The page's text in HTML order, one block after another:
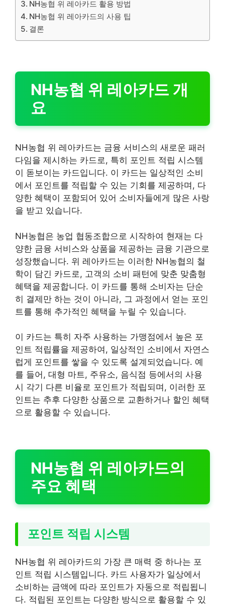
NH농협 위 레아카드 활용 방법
NH농협 위 레아카드의 사용 팁
결론
NH농협 위 레아카드 개
요
NH농협 위 레아카드는 금융 서비스의 새로운 패러
다임을 제시하는 카드로, 특히 포인트 적립 시스템
이 돋보이는 카드입니다. 이 카드는 일상적인 소비
에서 포인트를 적립할 수 있는 기회를 제공하며, 다
양한 혜택이 포함되어 있어 소비자들에게 많은 사랑
을 받고 있습니다.
NH농협은 농업 협동조합으로 시작하여 현재는 다
양한 금융 서비스와 상품을 제공하는 금융 기관으로
성장했습니다. 위 레아카드는 이러한 NH농협의 철
학이 담긴 카드로, 고객의 소비 패턴에 맞춘 맞춤형
혜택을 제공합니다. 이 카드를 통해 소비자는 단순
히 결제만 하는 것이 아니라, 그 과정에서 얻는 포인
트를 통해 추가적인 혜택을 누릴 수 있습니다.
이 카드는 특히 자주 사용하는 가맹점에서 높은 포
인트 적립률을 제공하여, 일상적인 소비에서 자연스
럽게 포인트를 쌓을 수 있도록 설계되었습니다. 예
를 들어, 대형 마트, 주유소, 음식점 등에서의 사용
시 각기 다른 비율로 포인트가 적립되며, 이러한 포
인트는 추후 다양한 상품으로 교환하거나 할인 혜택
으로 활용할 수 있습니다.
NH농협 위 레아카드의
주요 혜택
포인트 적립 시스템
NH농협 위 레아카드의 가장 큰 매력 중 하나는 포
인트 적립 시스템입니다. 카드 사용자가 일상에서
소비하는 금액에 따라 포인트가 자동으로 적립됩니
다. 적립된 포인트는 다양한 방식으로 활용할 수 있